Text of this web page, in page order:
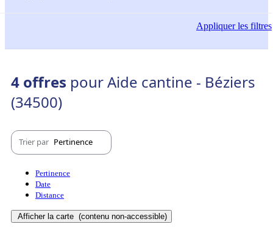
Appliquerles filtres
4 offres pour Aide cantine - Béziers
(34500)
Trier par Pertinence
Pertinence
Date
Distance
Afficher la carte (contenu non-accessible)